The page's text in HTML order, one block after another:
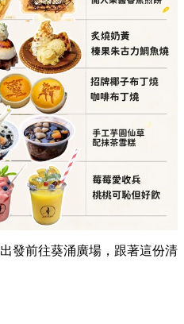
發前往葵涌廣場，跟著這份清